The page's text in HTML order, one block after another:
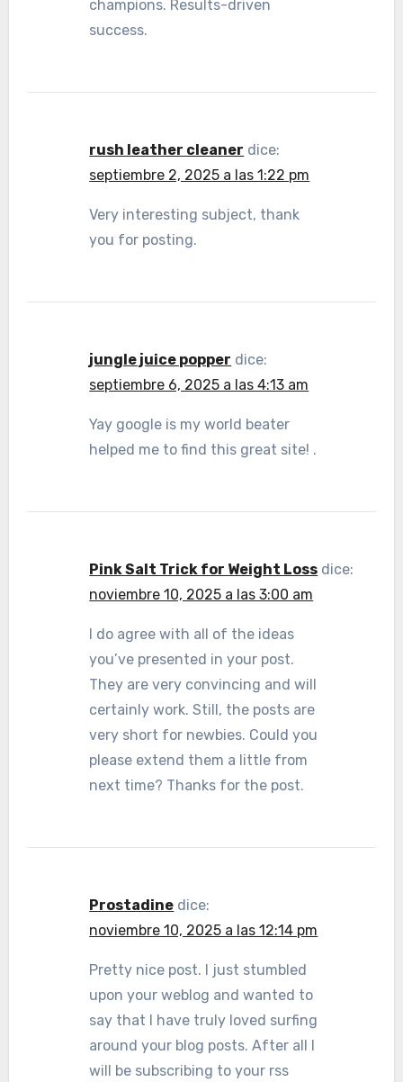
champions. Results-driven
success.
rush leather cleaner dice:
septiembre 2, 2025 a las 1:22 pm
Very interesting subject, thank
you for posting.
jungle juice popper dice:
septiembre 6, 2025 a las 4:13 am
Yay google is my world beater
helped me to find this great site! .
Pink Salt Trick for Weight Loss dice:
noviembre 10, 2025 a las 3:00 am
I do agree with all of the ideas
you’ve presented in your post.
They are very convincing and will
certainly work. Still, the posts are
very short for newbies. Could you
please extend them a little from
next time? Thanks for the post.
Prostadine dice:
noviembre 10, 2025 a las 12:14 pm
Pretty nice post. I just stumbled
upon your weblog and wanted to
say that I have truly loved surfing
around your blog posts. After all I
will be subscribing to your rss